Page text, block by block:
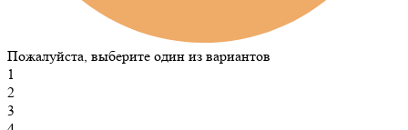
Пожалуйста, выберите один из вариантов
1
2
3